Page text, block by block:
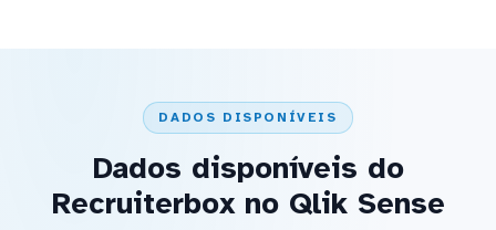
DADOS DISPONÍVEIS
Dados disponíveis do
Recruiterbox no Qlik Sense